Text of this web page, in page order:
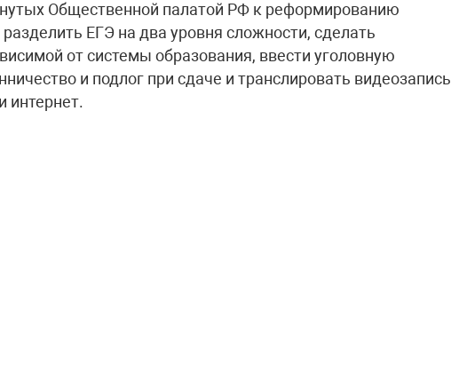
Общественной палатой РФ к реформированию
ЕГЭ на два уровня сложности, сделать
от системы образования, ввести уголовную
и подлог при сдаче и транслировать видеозапись
интернет.